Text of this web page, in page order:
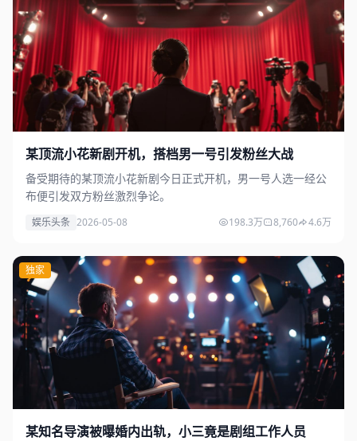
某顶流小花新剧开机，搭档男一号引发粉丝大战
备受期待的某顶流小花新剧今日正式开机，男一号人选一经公
布便引发双方粉丝激烈争论。
娱乐头条 2026-05-08 198.3万 8,760 4.6万
独家
某知名导演被曝婚内出轨，小三竟是剧组工作人员